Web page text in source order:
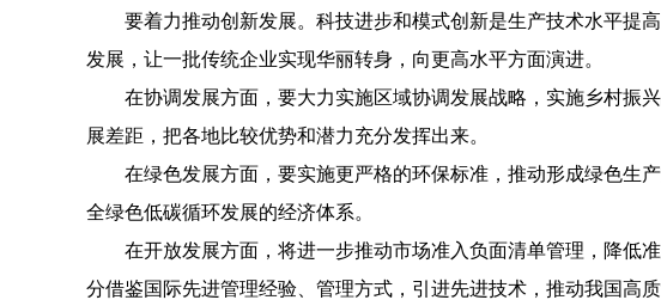
要着力推动创新发展。科技进步和模式创新是生产技术水平提
发展，让一批传统企业实现华丽转身，向更高水平方面演进。
在协调发展方面，要大力实施区域协调发展战略，实施乡村振
展差距，把各地比较优势和潜力充分发挥出来。
在绿色发展方面，要实施更严格的环保标准，推动形成绿色生
全绿色低碳循环发展的经济体系。
在开放发展方面，将进一步推动市场准入负面清单管理，降低
分借鉴国际先进管理经验、管理方式，引进先进技术，推动我国高质